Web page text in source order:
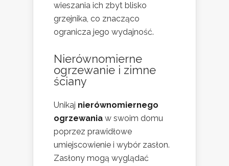
wieszania ich zbyt blisko
grzejnika, co znacząco
ogranicza jego wydajność.
Nierównomierne
ogrzewanie i zimne
ściany
Unikaj nierównomiernego
ogrzewania w swoim domu
poprzez prawidłowe
umiejscowienie i wybór zasłon.
Zasłony mogą wyglądać